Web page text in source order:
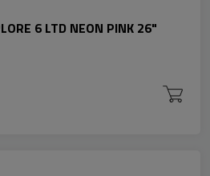
6 LTD NEON PINK 26"